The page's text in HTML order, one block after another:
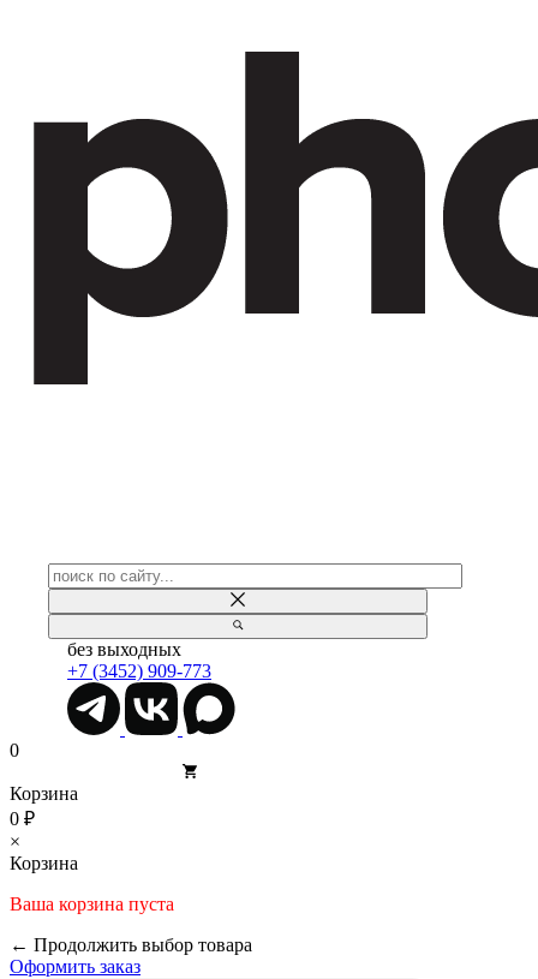
без выходных
+7 (3452) 909-773
0
Корзина
0 ₽
×
Корзина
Ваша корзина пуста
← Продолжить выбор товара
Оформить заказ